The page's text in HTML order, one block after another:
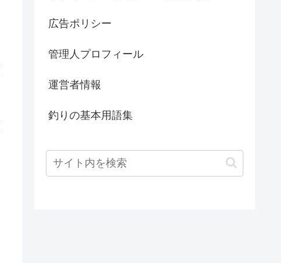
広告ポリシー
管理人プロフィール
運営者情報
釣りの基本用語集